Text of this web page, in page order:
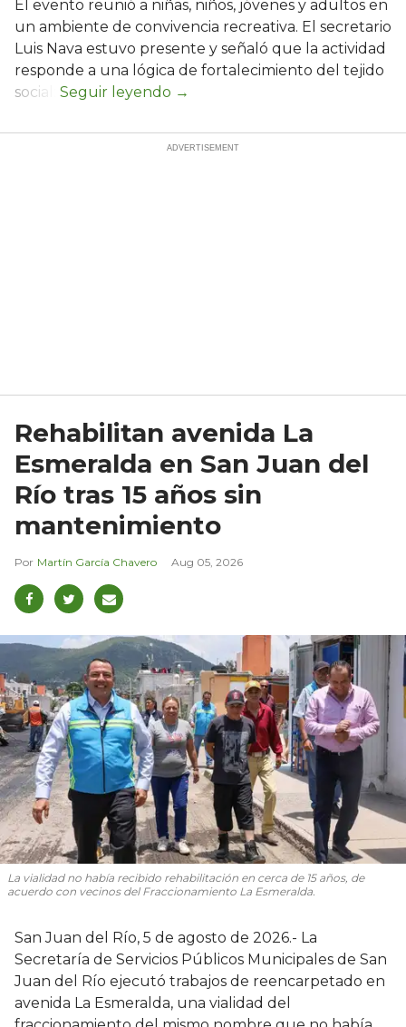
El evento reunió a niñas, niños, jóvenes y adultos en
un ambiente de convivencia recreativa. El secretario
Luis Nava estuvo presente y señaló que la actividad
responde a una lógica de fortalecimiento del tejido
social:
Rehabilitan avenida La
Esmeralda en San Juan del
Río tras 15 años sin
mantenimiento
Martín García Chavero Aug 05, 2026
La vialidad no había recibido rehabilitación en cerca de 15 años, de
acuerdo con vecinos del Fraccionamiento La Esmeralda.
San Juan del Río, 5 de agosto de 2026.- La
Secretaría de Servicios Públicos Municipales de San
Juan del Río ejecutó trabajos de reencarpetado en
avenida La Esmeralda, una vialidad del